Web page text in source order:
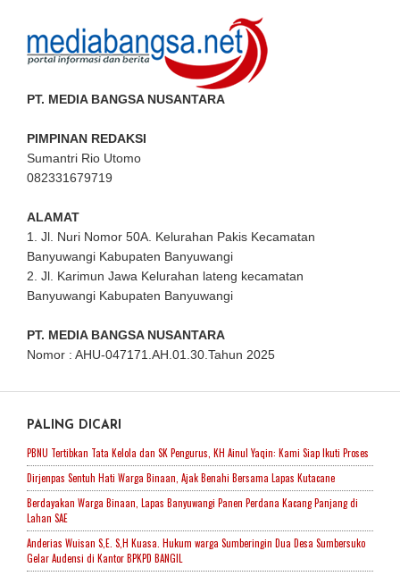
PT. MEDIA BANGSA NUSANTARA
PIMPINAN REDAKSI
Sumantri Rio Utomo
082331679719
ALAMAT
1. Jl. Nuri Nomor 50A. Kelurahan Pakis Kecamatan
Banyuwangi Kabupaten Banyuwangi
2. Jl. Karimun Jawa Kelurahan lateng kecamatan
Banyuwangi Kabupaten Banyuwangi
PT. MEDIA BANGSA NUSANTARA
Nomor : AHU-047171.AH.01.30.Tahun 2025
PALING DICARI
PBNU Tertibkan Tata Kelola dan SK Pengurus, KH Ainul Yaqin: Kami Siap Ikuti Proses
Dirjenpas Sentuh Hati Warga Binaan, Ajak Benahi Bersama Lapas Kutacane
Berdayakan Warga Binaan, Lapas Banyuwangi Panen Perdana Kacang Panjang di
Lahan SAE
Anderias Wuisan S,E. S,H Kuasa. Hukum warga Sumberingin Dua Desa Sumbersuko
Gelar Audensi di Kantor BPKPD BANGIL